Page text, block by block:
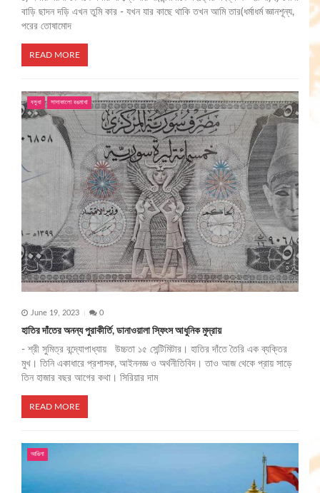
বাড়ি ছাদন দড়ি এখন তুমি কার - যখন যার কাছে থাকি তখন আমি তার(ধর্মাধর্ম জ্ঞানশূন্য,
পরের তোষামোদ
READ MORE
বসুধা সাদাকালো রঙমাখা
June 19, 2023 0
হাতির দাঁতের অনন্য পুরাকীর্তি, ডানাওয়ালা স্ফিংস আধুনিক মুদ্রায়
- শ্রী সুমিত্র বন্দ্যোপাধ্যায় উচ্চতা ১৫ সেন্টিমিটার। হাতির দাঁতে তৈরি এক ব্যক্তির
মুখ। তিনি একাধারে প্রশাসক, আইননজ্ঞ ও অর্থনীতিবিদ। তাও আজ থেকে প্রায় সাড়ে
তিন হাজার বছর আগের কথা। সিরিয়ার দাম
READ MORE
আঙিনা